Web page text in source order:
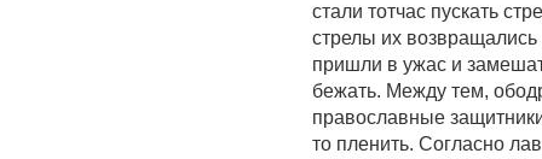
стали тотчас пускать
стрелы их
пришли в ужас и
бежать. Между тем,
православные
то пленить. Согласно